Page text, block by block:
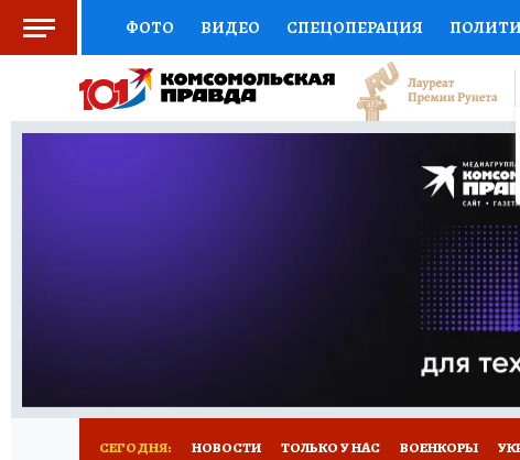
ФОТО ВИДЕО СПЕЦОПЕРАЦИЯ
СОЦПОДДЕРЖКА НАУКА СПОРТ
ВЫБОР ЭКСПЕРТОВ ДОКТОР ФИНАНСЫ
ПРОГНОЗЫ НА СПОРТ
НОВОЕ НА
СЕГОДНЯ: НОВОСТИ ТОЛЬКО У НАС ВОЕНКОРЫ